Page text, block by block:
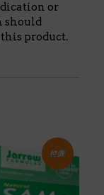
or
should
product.
特價!